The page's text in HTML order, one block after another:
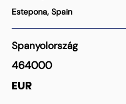
Estepona, Spain
Spanyolország
464000
EUR